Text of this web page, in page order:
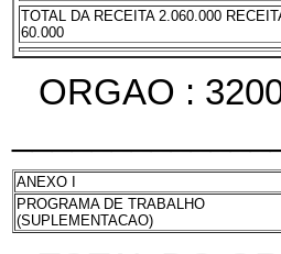
TOTAL DA RECEITA 2.060.000
60.000
ORGAO :
ANEXO I
PROGRAMA DE TRABALHO
(SUPLEMENTACAO)